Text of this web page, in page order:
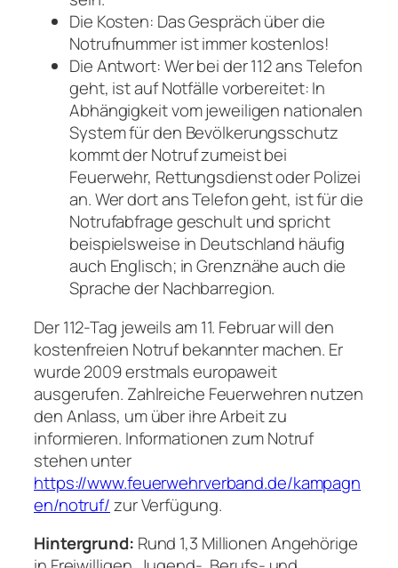
Die Kosten: Das Gespräch über die
Notrufnummer ist immer kostenlos!
Die Antwort: Wer bei der 112 ans Telefon
geht, ist auf Notfälle vorbereitet: In
Abhängigkeit vom jeweiligen nationalen
System für den Bevölkerungsschutz
kommt der Notruf zumeist bei
Feuerwehr, Rettungsdienst oder Polizei
an. Wer dort ans Telefon geht, ist für die
Notrufabfrage geschult und spricht
beispielsweise in Deutschland häufig
auch Englisch; in Grenznähe auch die
Sprache der Nachbarregion.
Der 112-Tag jeweils am 11. Februar will den
kostenfreien Notruf bekannter machen. Er
wurde 2009 erstmals europaweit
ausgerufen. Zahlreiche Feuerwehren nutzen
den Anlass, um über ihre Arbeit zu
informieren. Informationen zum Notruf
stehen unter
https://www.feuerwehrverband.de/kampagn
en/notruf/zur Verfügung.
Hintergrund: Rund 1,3 Millionen Angehörige